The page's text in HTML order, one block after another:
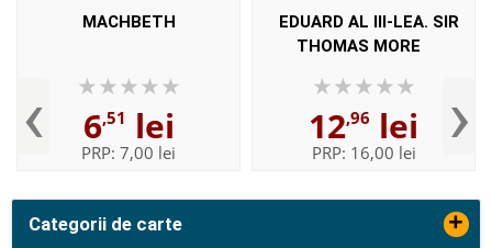
Categorii de carte +
‹
MACHBETH
6,51 lei
PRP: 7,00 lei
EDUARD AL III-LEA. SIR
THOMAS MORE
12,96 lei
PRP: 16,00 lei ›